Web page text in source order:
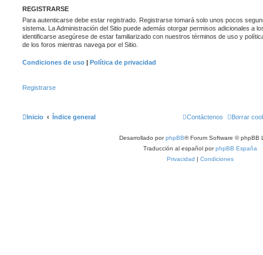
REGISTRARSE
Para autenticarse debe estar registrado. Registrarse tomará solo unos pocos
sistema. La Administración del Sitio puede además otorgar permisos adicionales a
identificarse asegúrese de estar familiarizado con nuestros términos de uso y
de los foros mientras navega por el Sitio.
Condiciones de uso | Política de privacidad
Registrarse
Inicio Índice general Borrar
Contáctenos
Desarrollado porphpBB® Forum Software © phpBB
Traducción al español porphpBB España
Privacidad | Condiciones